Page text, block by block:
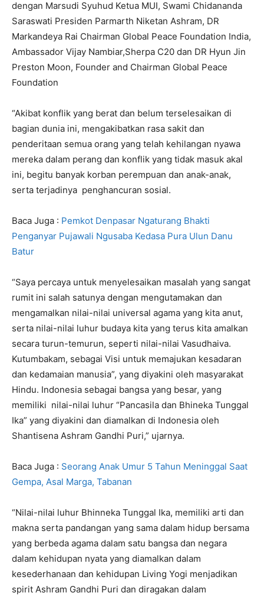
dengan Marsudi Syuhud Ketua MUI, Swami Chidananda
Saraswati Presiden Parmarth Niketan Ashram, DR
Markandeya Rai Chairman Global Peace Foundation India,
Ambassador Vijay Nambiar,Sherpa C20 dan DR Hyun Jin
Preston Moon, Founder and Chairman Global Peace
Foundation
“Akibat konflik yang berat dan belum terselesaikan di
bagian dunia ini, mengakibatkan rasa sakit dan
penderitaan semua orang yang telah kehilangan nyawa
mereka dalam perang dan konflik yang tidak masuk akal
ini, begitu banyak korban perempuan dan anak-anak,
serta terjadinya penghancuran sosial.
Baca Juga : Pemkot Denpasar Ngaturang Bhakti
Penganyar Pujawali Ngusaba Kedasa Pura Ulun Danu
Batur
“Saya percaya untuk menyelesaikan masalah yang sangat
rumit ini salah satunya dengan mengutamakan dan
mengamalkan nilai-nilai universal agama yang kita anut,
serta nilai-nilai luhur budaya kita yang terus kita amalkan
secara turun-temurun, seperti nilai-nilai Vasudhaiva.
Kutumbakam, sebagai Visi untuk memajukan kesadaran
dan kedamaian manusia”, yang diyakini oleh masyarakat
Hindu. Indonesia sebagai bangsa yang besar, yang
memiliki nilai-nilai luhur “Pancasila dan Bhineka Tunggal
Ika” yang diyakini dan diamalkan di Indonesia oleh
Shantisena Ashram Gandhi Puri,” ujarnya.
Baca Juga : Seorang Anak Umur 5 Tahun Meninggal Saat
Gempa, Asal Marga, Tabanan
“Nilai-nilai luhur Bhinneka Tunggal Ika, memiliki arti dan
makna serta pandangan yang sama dalam hidup bersama
yang berbeda agama dalam satu bangsa dan negara
dalam kehidupan nyata yang diamalkan dalam
kesederhanaan dan kehidupan Living Yogi menjadikan
spirit Ashram Gandhi Puri dan diragakan dalam